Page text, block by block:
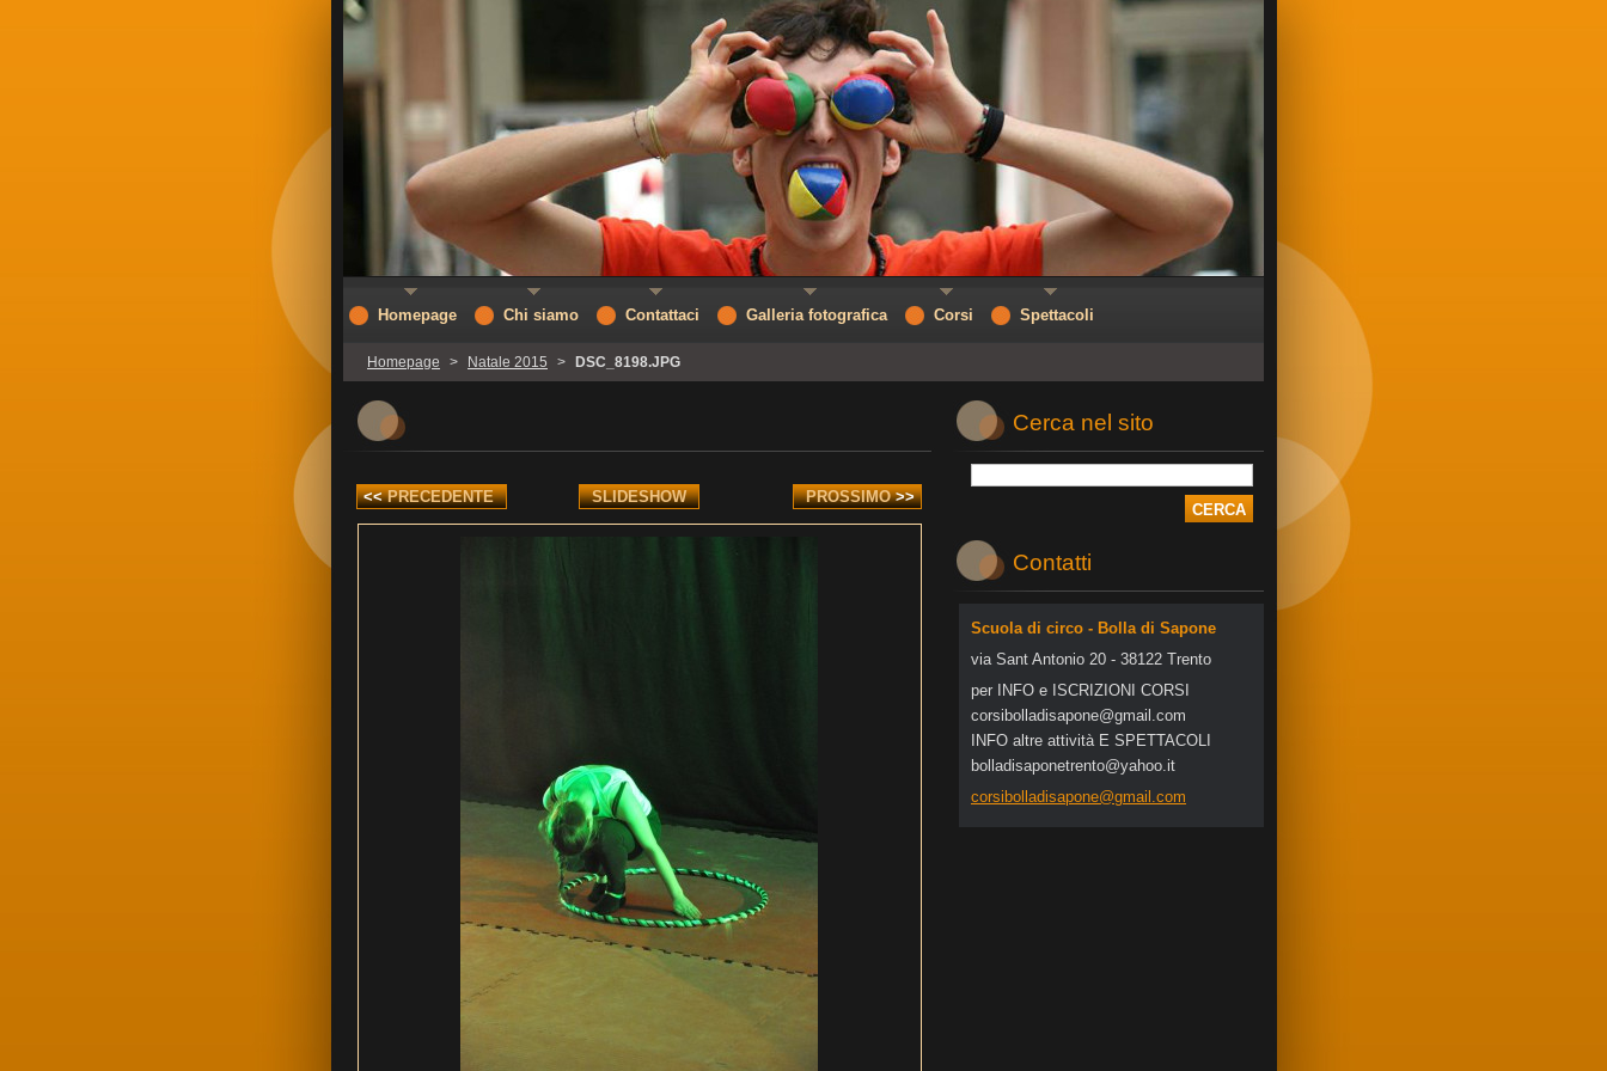
Homepage > Natale 2015 > DSC_8198.JPG
<< PRECEDENTE SLIDESHOW PROSSIMO >>
Cerca nel sito
Contatti
Scuola di circo - Bolla di Sapone
via Sant Antonio 20 - 38122 Trento
per INFO e ISCRIZIONI CORSI
corsibol ladisapone@gmail .com
INFO altre attività E SPETTACOLI
bolladisaponetrento@yahoo.it
corsibolladisapone@gmail.com
Homepage Chi siamo Contattaci Galleria fotografica Corsi Spettacoli